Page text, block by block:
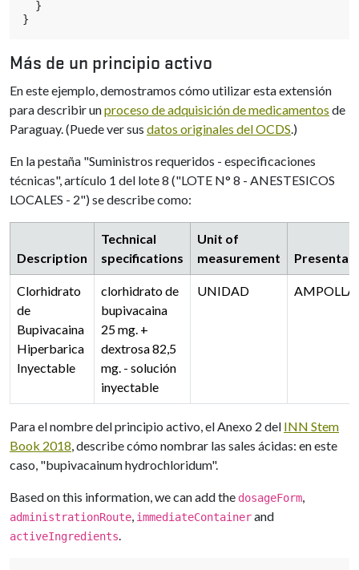
}
}
Más de un principio activo
En este ejemplo, demostramos cómo utilizar esta extensión
para describir unproceso de adquisición de medicamentos de
Paraguay. (Puede ver sus datos originales del OCDS.)
En la pestaña "Suministros requeridos - especificaciones
técnicas", artículo 1 del lote 8 ("LOTE N° 8 - ANESTESICOS
LOCALES - 2") se describe como:
Description
Technical
specifications
Unit of
measurement
Clorhidrato
de
Bupivacaina
Hiperbarica
Inyectable
clorhidrato de
bupivacaina
25 mg. +
dextrosa 82,5
mg. - solución
inyectable
UNIDAD AMPOLLA
Para el nombre del principio activo, el Anexo 2 del INN Stem
Book 2018, describe cómo nombrar las sales ácidas: en este
caso, "bupivacainum hydrochloridum".
Based on this information, we can add the dosageForm,
administrationRoute, immediateContainerand
activeIngredients.